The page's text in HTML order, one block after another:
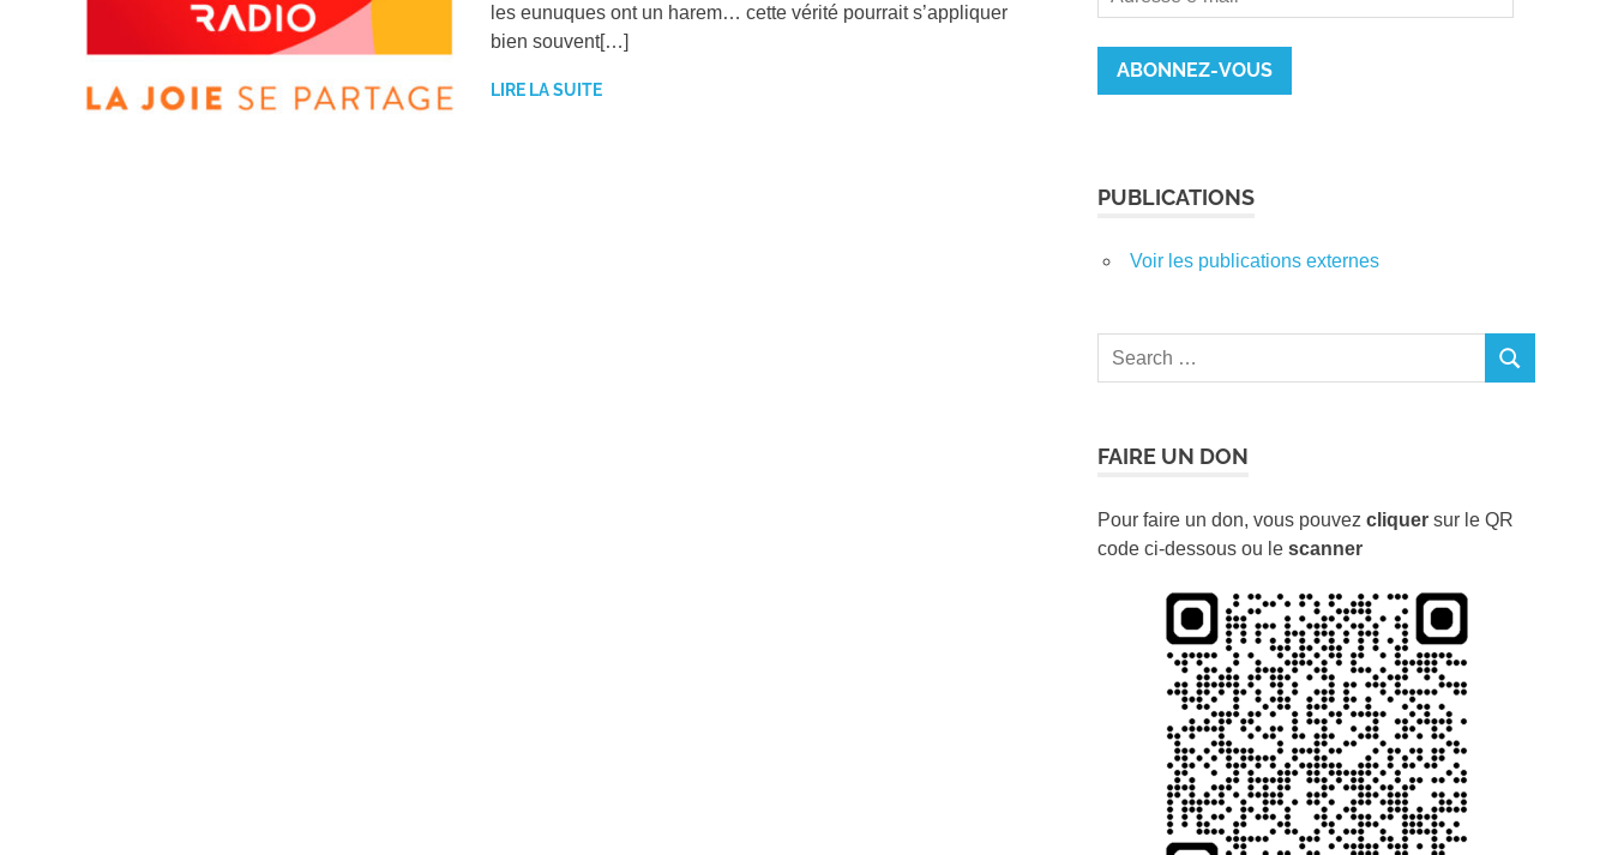
les eunuques ont un harem… cette vérité pourrait s’appliquer
bien souvent[…]
LIRE LA SUITE
e-
mail
ABONNEZ-VOUS
PUBLICATIONS
Voir les publications externes
Search
SEARCH
FAIRE UN DON
Pour faire un don, vous pouvezcliquer sur le QR
code ci-dessous ou lescanner